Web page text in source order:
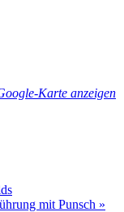
Karte anzeigen
mit Punsch »